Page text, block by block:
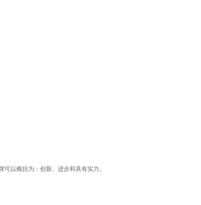
以概括为：创新、进步和具有实力。